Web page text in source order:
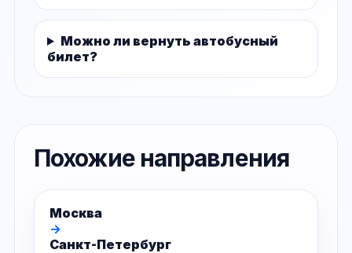
Можно ли вернуть автобусный
билет?
Похожие направления
Москва
→
Санкт-Петербург